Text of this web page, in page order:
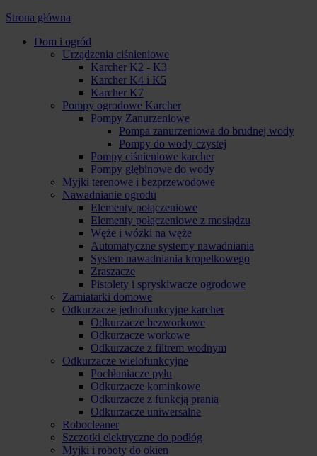
Strona główna
Dom i ogród
Urządzenia ciśnieniowe
Karcher K2 - K3
Karcher K4 i K5
Karcher K7
Pompy ogrodowe Karcher
Pompy Zanurzeniowe
Pompa zanurzeniowa do brudnej wody
Pompy do wody czystej
Pompy ciśnieniowe karcher
Pompy głębinowe do wody
Myjki terenowe i bezprzewodowe
Nawadnianie ogrodu
Elementy połączeniowe
Elementy połączeniowe z mosiądzu
Węże i wózki na węże
Automatyczne systemy nawadniania
System nawadniania kropelkowego
Zraszacze
Pistolety i spryskiwacze ogrodowe
Zamiatarki domowe
Odkurzacze jednofunkcyjne karcher
Odkurzacze bezworkowe
Odkurzacze workowe
Odkurzacze z filtrem wodnym
Odkurzacze wielofunkcyjne
Pochłaniacze pyłu
Odkurzacze kominkowe
Odkurzacze z funkcją prania
Odkurzacze uniwersalne
Robocleaner
Szczotki elektryczne do podłóg
Myjki i roboty do okien